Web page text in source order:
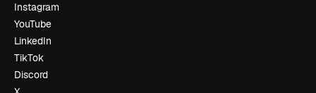
Instagram
YouTube
LinkedIn
TikTok
Discord